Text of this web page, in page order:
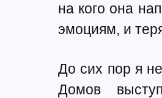
на кого она
эмоциям, и
До сих пор я
Домов